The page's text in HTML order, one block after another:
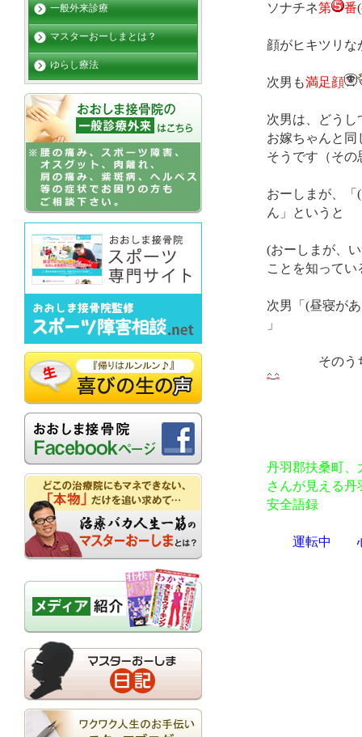
ソナチネ第 番
顔がヒキツリな
次男も満足顔
次男は、どうし
お嫁ちゃんと同
そうです（その
おーしまが、「
ん」というと
(おーしまが、
ことを知ってい
次男「(昼寝が
」
そのう
丹羽郡扶桑町、
さんが見える
安全語録
運転中 心
一般外来診療
マスターおーしまとは？
ゆらし療法